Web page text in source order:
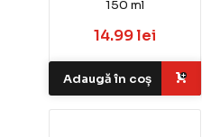
150 ml
14.99 lei
Adaugă în coș